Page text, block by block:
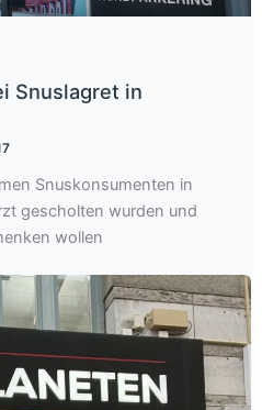
Snuslagret in
Snuskonsumenten in
gescholten wurden und
wollen